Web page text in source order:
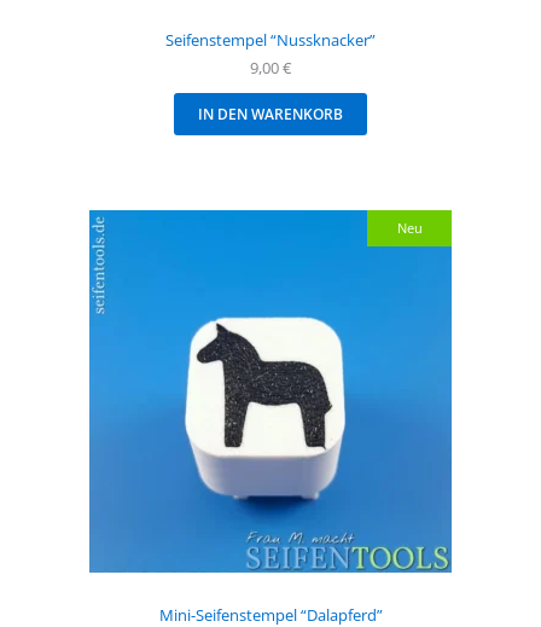
Seifenstempel “Nussknacker”
9,00€
IN DEN WARENKORB
Neu
Mini-Seifenstempel “Dalapferd”